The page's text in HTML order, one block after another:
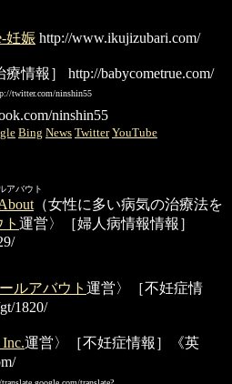
妊娠 http://www.ikujizubari.com/
療情報］
http://babycometrue.com/
twitter.com/ninshin55
ninshin55
Bing News Twitter YouTube
アバウト
（女性に多い病気の治療法を
運営〉［婦人病情報情報］
ルアバウト 運営〉［不妊症情
1820/
運営〉［不妊症情報］《英